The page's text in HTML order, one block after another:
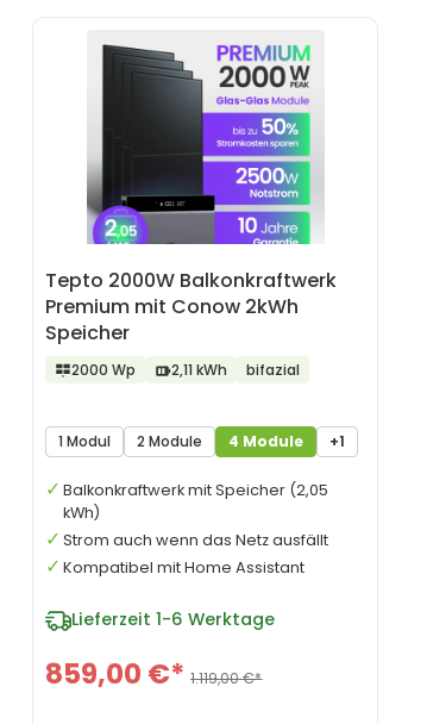
Tepto 2000W Balkonkraftwerk
Premium mit Conow 2kWh
Speicher
2000 Wp 2,11 kWh bifazial
1 Modul 2 Module 4 Module +1
Lieferzeit 1-6 Werktage
859,00 €* 1.119,00 €*
Balkonkraftwerk mit Speicher (2,05
kWh)
Strom auch wenn das Netz ausfällt
Kompatibel mit Home Assistant